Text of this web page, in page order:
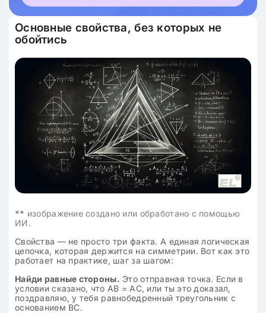
Основные свойства, без которых не
обойтись
** изображение создано или обработано с помощью
ИИ.
Свойства — не просто три факта. А единая логическая
цепочка, которая держится на симметрии. Вот как это
работает на практике, шаг за шагом:
Найди равные стороны. Это отправная точка. Если в
условии сказано, что AB = AC, или ты это доказал,
поздравляю, у тебя равнобедренный треугольник с
основанием BC.